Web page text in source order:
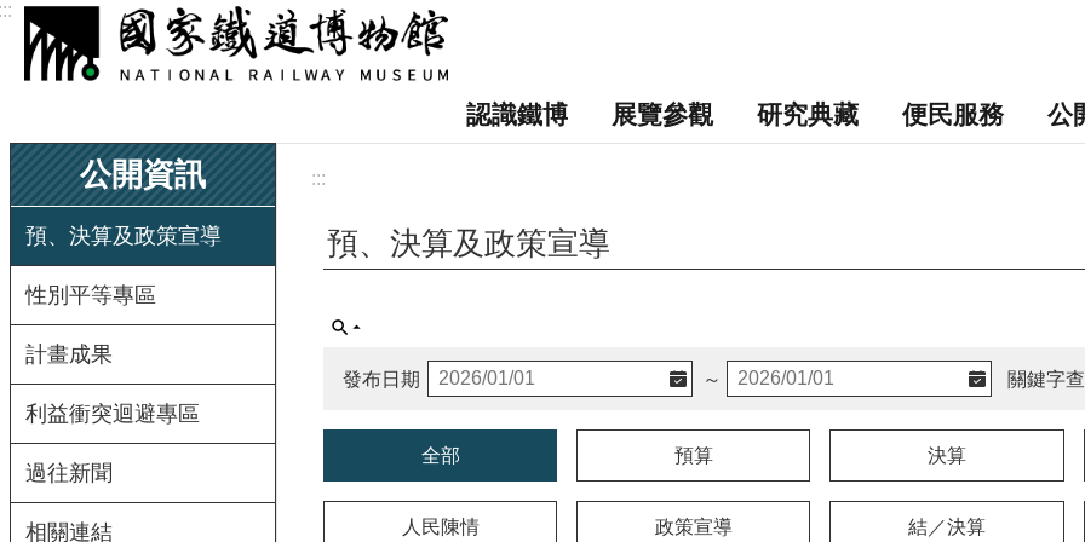
跳到主要內容區塊
認識鐵博 展覽參觀 研究典藏 便民服務 公
公開資訊
預、決算及政策宣導
性別平等專區
計畫成果
利益衝突迴避專區
過往新聞
相關連結
:::
預、決算及政策宣導
發布日期 ～ 關鍵字
全部 預算 決算
人民陳情 政策宣導 結／決算